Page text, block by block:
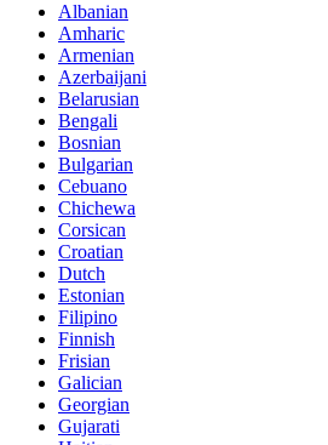
Albanian
Amharic
Armenian
Azerbaijani
Belarusian
Bengali
Bosnian
Bulgarian
Cebuano
Chichewa
Corsican
Croatian
Dutch
Estonian
Filipino
Finnish
Frisian
Galician
Georgian
Gujarati